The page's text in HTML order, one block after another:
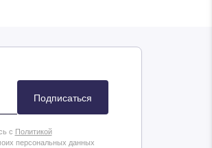
Подписаться
с Политикой
персональных данных